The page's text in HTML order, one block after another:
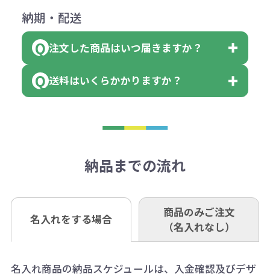
に必要な個数を入力ください。
※10個単位など購入できる単位が決
はまらない数を入力すると、アラー
アラートに従って数を調整してくだ
ください。
（商品の状態により、対応が変わる
※不良商品をご返却いただけない場
います。あらかじめご了承くださ
※不良商品は商品到着後7営業日以
お問合せ先
AM10:00～PM5:00（土・日・祝日を
×色数
※例えば2色印刷の場合には、名入
れ費用が2倍、製版代が2倍必要で
す。
相談下さい。
なお、印刷代はボリュームディスカ
同じ版で多くの数量を印刷すると、1
個当たりの印刷代単価がお安くなり
一方、数量が少なく一定数に満たな
領収書のダウンロード
詳しくはこちらはご確認ください。
領収書のダウンロード
下記口座にお願いします。
■三菱UFJ銀行
小田井支店（おたいしてん）
■ゆうちょ銀行（振替口座）
口座名 株式会社モノベーション
※振り込み手数料はお客さま負担と
なりますのでご注意ください。
納期・配送
注文した商品はいつ届きますか？
既製品の場合、ご入金確認後3営業
ご入金確認後約3週間となります。
定しているものもあります。
あれば、午前中までにご注文とご入
金いただければ翌日着でお送りする
お急ぎの場合、ご相談ください。最
送料はいくらかかりますか？
き別途申し受けます。
も複数ヶ所への納品の場合、別途送
料頂戴する場合がございます。
詳細はこちらご確認ください。
納品までの流れ
名入れをする場合
商品のみご注文
（名入れなし）
名入れ商品の納品スケジュールは、入金確認及びデザ